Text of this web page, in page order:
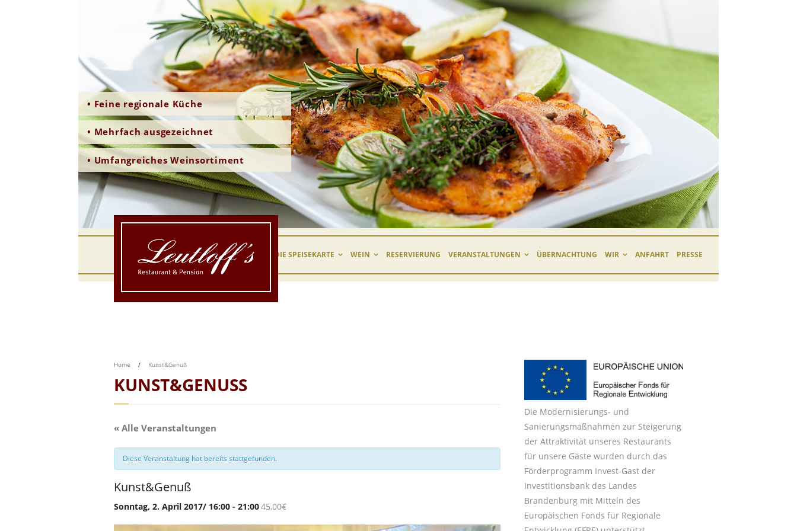
• Feine regionale Küche
• Mehrfach ausgezeichnet
• Umfangreiches Weinsortiment
DIE SPEISEKARTE WEIN RESERVIERUNG VERANSTALTUNGEN ÜBERNACHTUNG WIR ANFAHRT PRESSE
KUNST&GENUSS
Home / Kunst&Genuß
« Alle Veranstaltungen
Diese Veranstaltung hat bereits stattgefunden.
Kunst&Genuß
Sonntag, 2. April 2017/ 16:00 - 21:0045,00€
Die Modernisierungs- und
Sanierungsmaßnahmen zur Steigerung
der Attraktivität unseres Restaurants
für unsere Gäste wurden durch das
Förderprogramm Invest-Gast der
Investitionsbank des Landes
Brandenburg mit Mitteln des
Europäischen Fonds für Regionale